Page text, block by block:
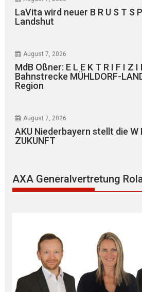
LaVita wird neuer B R U S T S
Landshut
August 7, 2026
MdB Oßner: E L E K T R I F I Z I
Bahnstrecke MÜHLDORF-
Region
August 7, 2026
AKU Niederbayern stellt die W
ZUKUNFT
AXA Generalvertretung